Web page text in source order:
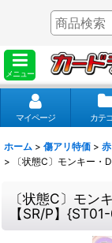
メニュー
マイページ カテ
ホーム > 傷アリ特価 > 赤
>
〔状態C〕モンキー
〔状態C〕モン
【SR/P】